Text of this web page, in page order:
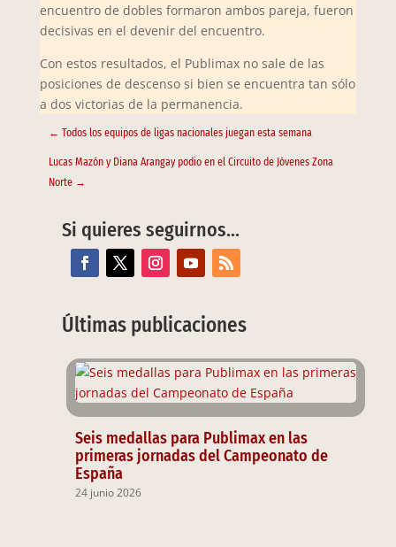
encuentro de dobles formaron ambos pareja, fueron
decisivas en el devenir del encuentro.
Con estos resultados, el Publimax no sale de las
posiciones de descenso si bien se encuentra tan sólo
a dos victorias de la permanencia.
← Todos los equipos de ligas nacionales juegan esta semana
Lucas Mazón y Diana Arangay podio en el Circuito de Jóvenes Zona
Norte→
Si quieres seguirnos…
Últimas publicaciones
Seis medallas para Publimax en las
primeras jornadas del Campeonato de
España
24 junio 2026